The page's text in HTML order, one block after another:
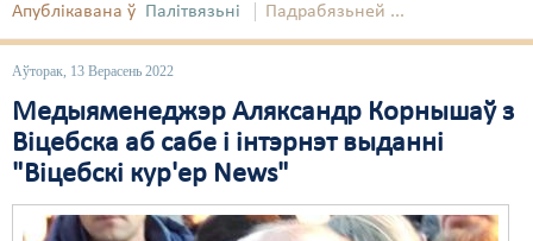
Апублікавана ў Палітвязьні Падрабязьней ...
Аўторак, 13 Верасень 2022
Медыяменеджэр Аляксандр Корнышаў з
Віцебска аб сабе і інтэрнэт выданні
"Віцебскі кур'ер News"
Свабода слова
Суд
Сьмяротнае пакараньне
Экалёгія